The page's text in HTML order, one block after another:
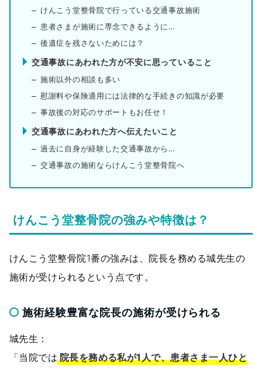
けんこう堂整骨院で行っている交通事故施術
患者さまが施術に専念できるように…
後遺症を残さないためには？
交通事故にあわれた方が不安に思っていること
施術以外の相談も多い
慰謝料や保険適用には法律的な手続きの知識が必要
事故後の対応のサポートもお任せ！
交通事故にあわれた方へ伝えたいこと
過去に自身が経験した交通事故から…
交通事故の施術ならけんこう堂整骨院へ
けんこう堂整骨院の強みや特徴は？
けんこう堂整骨院1番の強みは、院長を務める城先生の
施術が受けられるという点です。
施術経験豊富な院長の施術が受けられる
城先生：
「当院では院長を務める私が1人で、患者さま一人ひと